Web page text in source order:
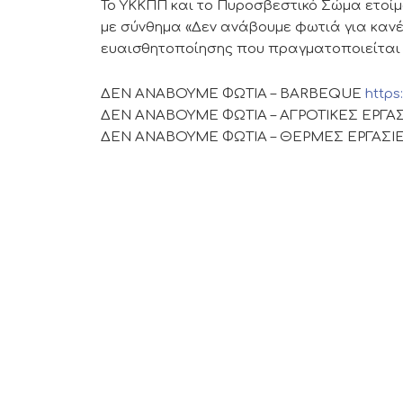
Το ΥΚΚΠΠ και το Πυροσβεστικό Σώμα
με σύνθημα «Δεν ανάβουμε φωτιά για
ευαισθητοποίησης που
ΔΕΝ ΑΝΑΒΟΥΜΕ ΦΩΤΙΑ – BARBEQUE
ΔΕΝ ΑΝΑΒΟΥΜΕ ΦΩΤΙΑ – ΑΓΡΟΤΙΚΕΣ
ΔΕΝ ΑΝΑΒΟΥΜΕ ΦΩΤΙΑ – ΘΕΡΜΕΣ